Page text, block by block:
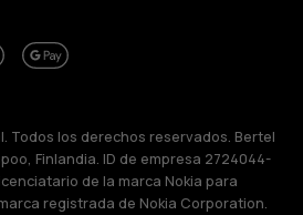
Todos los derechos reservados. Bertel
Finlandia. ID de empresa 2724044-
de la marca Nokia para
registrada de Nokia Corporation.